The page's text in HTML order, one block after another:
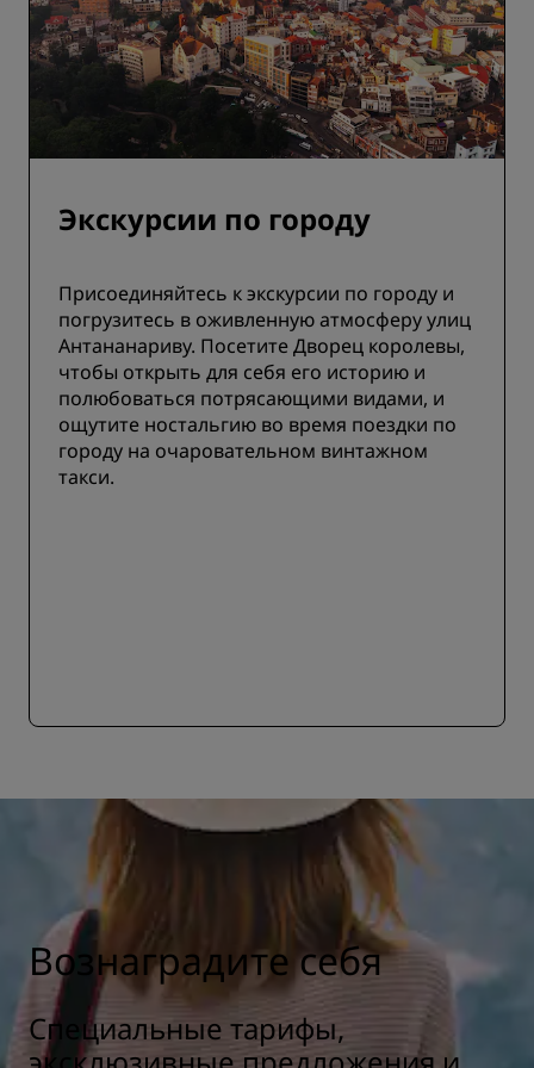
Экскурсии по городу
Присоединяйтесь к экскурсии по городу и
погрузитесь в оживленную атмосферу улиц
Антананариву. Посетите Дворец королевы,
чтобы открыть для себя его историю и
полюбоваться потрясающими видами, и
ощутите ностальгию во время поездки по
городу на очаровательном винтажном
такси.
Вознаградите себя
Специальные тарифы,